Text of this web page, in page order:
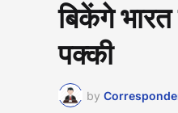
बिकेंगे
पक्की
by